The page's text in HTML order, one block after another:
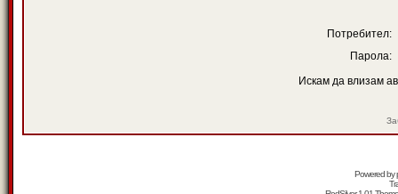
Потребител:
Парола:
Искам да влизам
Powered by